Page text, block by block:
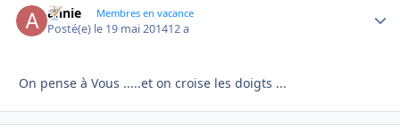
annie Membres en vacance
Posté(e) le 19 mai 201412 a
On pense à Vous .....et on croise les doigts ...